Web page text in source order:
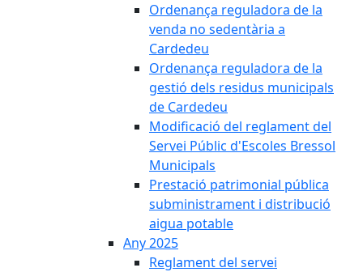
Ordenança reguladora de la
venda no sedentària a
Cardedeu
Ordenança reguladora de la
gestió dels residus municipals
de Cardedeu
Modificació del reglament del
Servei Públic d'Escoles Bressol
Municipals
Prestació patrimonial pública
subministrament i distribució
aigua potable
Any 2025
Reglament del servei